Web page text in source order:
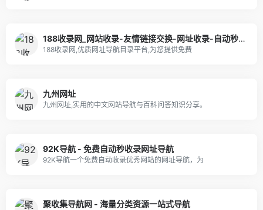
188收录网_网站收录-友情链接交换-网址收录-自动秒收录
188收录网,优质网址导航目录平台,为您提供免费
九州网址
九州网址,实用的中文网站导航与百科问答知识分享。
92K导航 - 免费自动秒收录网址导航
92K导航一个免费自动收录优秀网站的网址导航，为
聚收集导航网 - 海量分类资源一站式导航